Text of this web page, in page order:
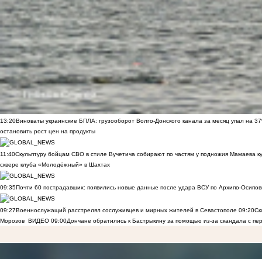
13:20Виноваты украинские БПЛА: грузооборот Волго-Донского канала за месяц упал на
остановить рост цен на продукты
11:40Скульптуру бойцам СВО в стиле Вучетича собирают по частям у подножия Мамаева
сквере клуба «Молодёжный» в Шахтах
09:35Почти 60 пострадавших: появились новые данные после удара ВСУ по Архипо-
09:27Военнослужащий расстрелял сослуживцев и мирных жителей в Севастополе 09:20
Морозов ВИДЕО 09:00Дончане обратились к Бастрыкину за помощью из-за скандала с